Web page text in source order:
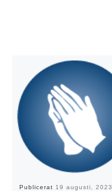
Publicerat 19 augusti, 2023